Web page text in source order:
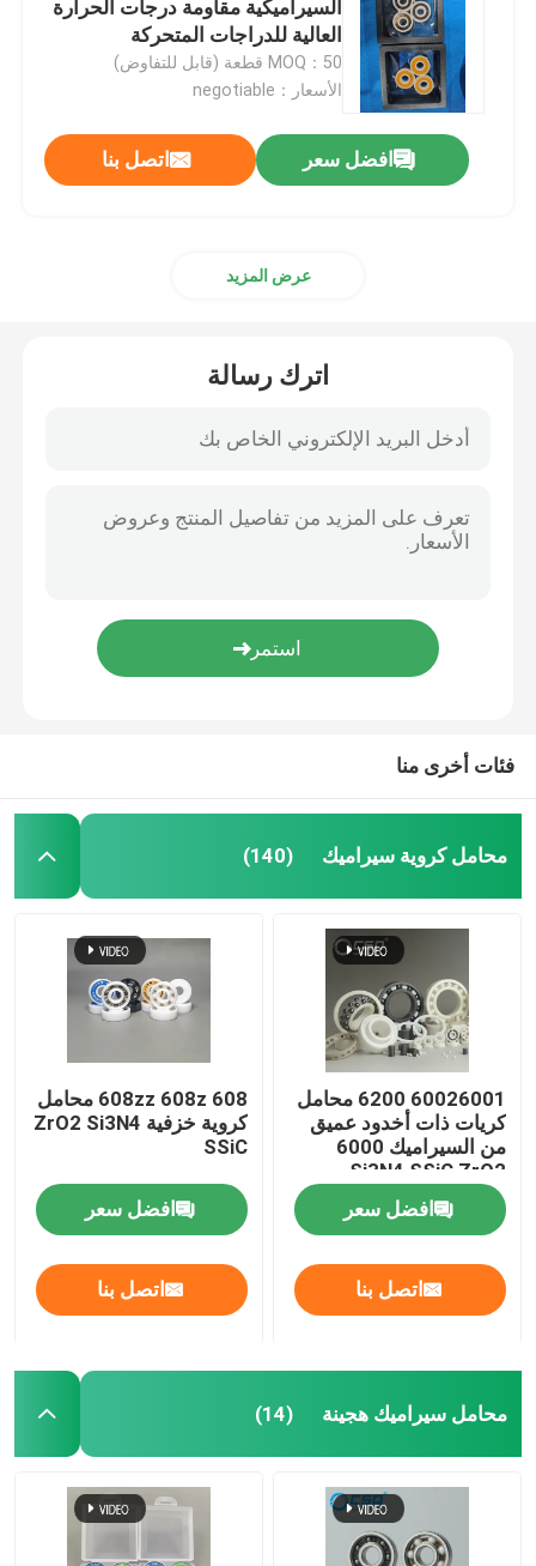
كرة كربيد السيليكون
كرة سيراميك زركونيا
نيتريد السيليكون واضعا الكرة
تحمل زركونيا السيراميك
الختم الميكانيكي
السيراميكية مقاومة درجات الحرارة
العالية للدراجات المتحركة
MOQ：50 قطعة (قابل للتفاوض)
الأسعار：negotiable
افضل سعر اتصل بنا
عرض المزيد
اترك رسالة
فئات أخرى منا
محامل كروية سيراميك (140)
60026001 6200 محامل
كريات ذات أخدود عميق
من السيراميك 6000
Si3N4 SSiC ZrO2
افضل سعر
اتصل بنا
608zz 608z 608 محامل
كروية خزفية ZrO2 Si3N4
SSiC
افضل سعر
اتصل بنا
محامل سيراميك هجينة (14)